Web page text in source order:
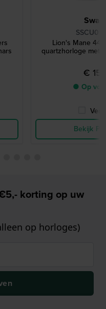
Lion's Mane 44
quartzhorloge met
€
● Op
Bekijk
korting op uw
op horloges)